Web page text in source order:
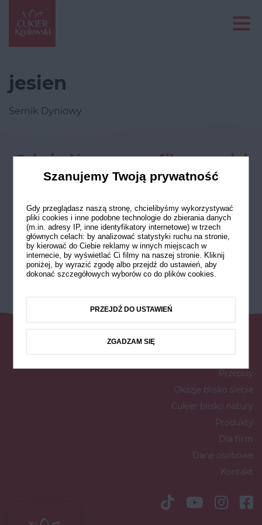
jesien
Sernik Dyniowy
Odwiedź nasze profile w social
mediach
Przepisy
Okazje blisko siebie
Cukier blisko natury
Produkty
Dla firm
Dane osobowe
Kontakt
Szanujemy Twoją prywatność
Gdy przeglądasz naszą stronę, chcielibyśmy wykorzystywać
pliki cookies i inne podobne technologie do zbierania danych
(m.in. adresy IP, inne identyfikatory internetowe) w trzech
głównych celach: by analizować statystyki ruchu na stronie,
by kierować do Ciebie reklamy w innych miejscach w
internecie, by wyświetlać Ci filmy na naszej stronie. Kliknij
poniżej, by wyrazić zgodę albo przejdź do ustawień, aby
dokonać szczegółowych wyborów co do plików cookies.
PRZEJDŹ DO USTAWIEŃ
ZGADZAM SIĘ